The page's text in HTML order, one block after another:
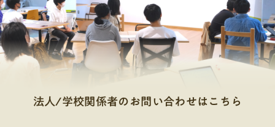
法人/学校関係者のお問い合わせはこちら